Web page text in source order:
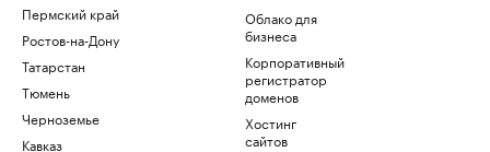
Пермский край
Ростов-на-Дону
Татарстан
Тюмень
Черноземье
Кавказ
Облако для
бизнеса
Корпоративный
регистратор
доменов
Хостинг
сайтов